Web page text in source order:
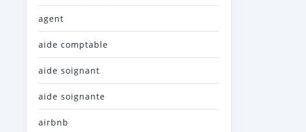
agent
aide comptable
aide soignant
aide soignante
airbnb